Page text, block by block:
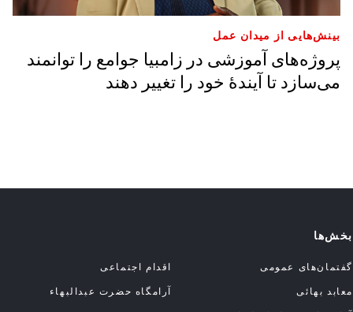
بینش‌هایی از میدان عمل
پروژه‌های آموزشی در زامبیا جوامع را توانمند
می‌سازد تا آیندهٔ خود را تغییر دهند
بخش‌ها
گفتمان‌های عمومی
اقدام اجتماعی
معابد بهائی
آرامگاه حضرت عبدالبهاء